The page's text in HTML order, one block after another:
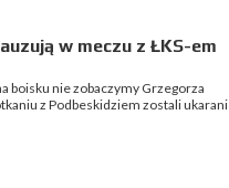
w meczu z ŁKS-em
boisku nie zobaczymy Grzegorza
z Podbeskidziem zostali ukarani